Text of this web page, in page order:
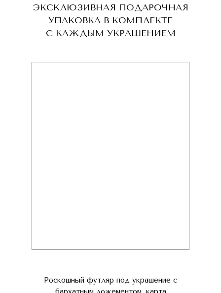
ЭКСКЛЮЗИВНАЯ ПОДАРОЧНАЯ
УПАКОВКА В КОМПЛЕКТЕ
С КАЖДЫМ УКРАШЕНИЕМ
Роскошный футляр под украшение с